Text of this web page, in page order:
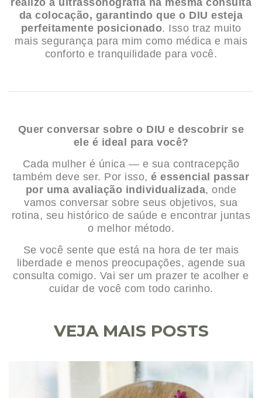
realizo a ultrassonografia na mesma consulta
da colocação, garantindo que o DIU esteja
perfeitamente posicionado. Isso traz muito
mais segurança para mim como médica e mais
conforto e tranquilidade para você.
Quer conversar sobre o DIU e descobrir se
ele é ideal para você?
Cada mulher é única — e sua contracepção
também deve ser. Por isso,é essencial passar
por uma avaliação individualizada, onde
vamos conversar sobre seus objetivos, sua
rotina, seu histórico de saúde e encontrar juntas
o melhor método.
Se você sente que está na hora de ter mais
liberdade e menos preocupações, agende sua
consulta comigo. Vai ser um prazer te acolher e
cuidar de você com todo carinho.
VEJA MAIS POSTS